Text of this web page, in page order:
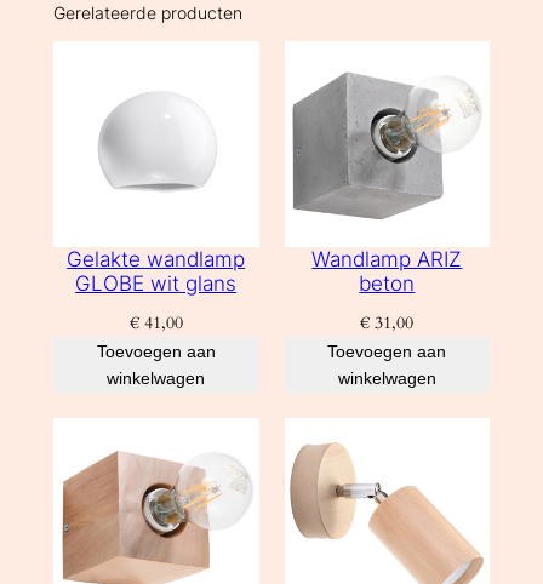
Gerelateerde producten
Gelakte wandlamp
GLOBE wit glans
€41,00
Toevoegen aan
winkelwagen
Wandlamp ARIZ
beton
€ 31,00
Toevoegen aan
winkelwagen